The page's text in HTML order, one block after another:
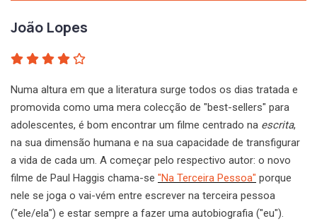
João Lopes
Numa altura em que a literatura surge todos os dias tratada e
promovida como uma mera colecção de "best-sellers" para
adolescentes, é bom encontrar um filme centrado na escrita,
na sua dimensão humana e na sua capacidade de transfigurar
a vida de cada um. A começar pelo respectivo autor: o novo
filme de Paul Haggis chama-se "Na Terceira Pessoa" porque
nele se joga o vai-vém entre escrever na terceira pessoa
("ele/ela") e estar sempre a fazer uma autobiografia ("eu").